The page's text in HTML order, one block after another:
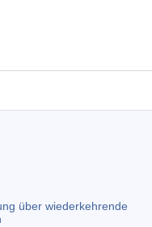
über wiederkehrende